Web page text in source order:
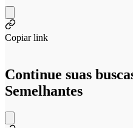
Copiar link
Continue suas
Semelhantes